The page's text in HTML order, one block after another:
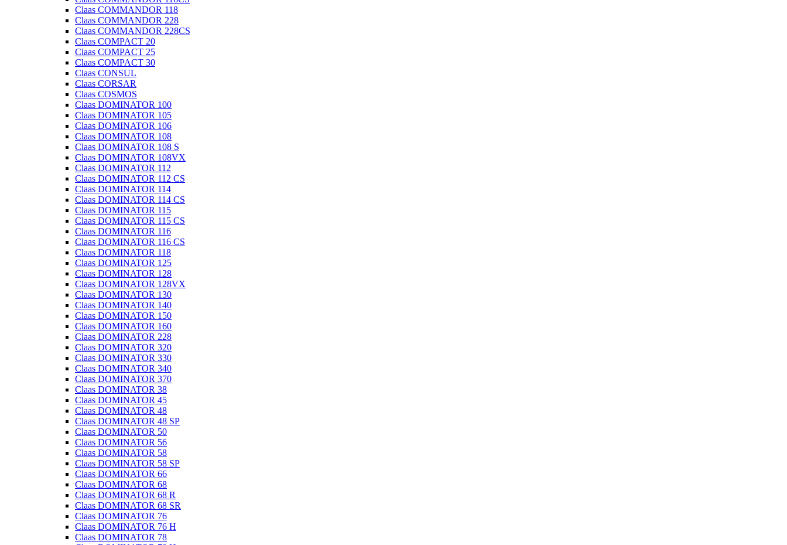
Claas COMMANDOR 118
Claas COMMANDOR 228
Claas COMMANDOR 228CS
Claas COMPACT 20
Claas COMPACT 25
Claas COMPACT 30
Claas CONSUL
Claas CORSAR
Claas COSMOS
Claas DOMINATOR 100
Claas DOMINATOR 105
Claas DOMINATOR 106
Claas DOMINATOR 108
Claas DOMINATOR 108 S
Claas DOMINATOR 108VX
Claas DOMINATOR 112
Claas DOMINATOR 112 CS
Claas DOMINATOR 114
Claas DOMINATOR 114 CS
Claas DOMINATOR 115
Claas DOMINATOR 115 CS
Claas DOMINATOR 116
Claas DOMINATOR 116 CS
Claas DOMINATOR 118
Claas DOMINATOR 125
Claas DOMINATOR 128
Claas DOMINATOR 128VX
Claas DOMINATOR 130
Claas DOMINATOR 140
Claas DOMINATOR 150
Claas DOMINATOR 160
Claas DOMINATOR 228
Claas DOMINATOR 320
Claas DOMINATOR 330
Claas DOMINATOR 340
Claas DOMINATOR 370
Claas DOMINATOR 38
Claas DOMINATOR 45
Claas DOMINATOR 48
Claas DOMINATOR 48 SP
Claas DOMINATOR 50
Claas DOMINATOR 56
Claas DOMINATOR 58
Claas DOMINATOR 58 SP
Claas DOMINATOR 66
Claas DOMINATOR 68
Claas DOMINATOR 68 R
Claas DOMINATOR 68 SR
Claas DOMINATOR 76
Claas DOMINATOR 76 H
Claas DOMINATOR 78